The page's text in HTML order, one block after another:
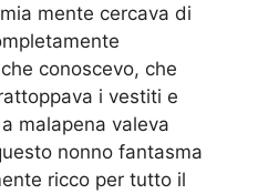
mente cercava di
conoscevo, che
i vestiti e
malapena valeva
nonno fantasma
ricco per tutto il